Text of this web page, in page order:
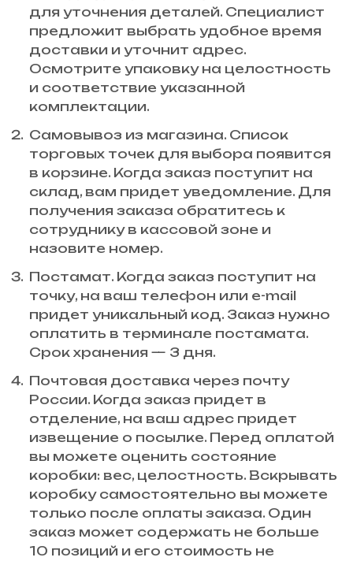
для уточнения деталей. Специалист
предложит выбрать удобное время
доставки и уточнит адрес.
Осмотрите упаковку на целостность
и соответствие указанной
комплектации.
Самовывоз из магазина. Список
торговых точек для выбора появится
в корзине. Когда заказ поступит на
склад, вам придет уведомление. Для
получения заказа обратитесь к
сотруднику в кассовой зоне и
назовите номер.
Постамат. Когда заказ поступит на
точку, на ваш телефон или e-mail
придет уникальный код. Заказ нужно
оплатить в терминале постамата.
Срок хранения — 3 дня.
Почтовая доставка через почту
России. Когда заказ придет в
отделение, на ваш адрес придет
извещение о посылке. Перед оплатой
вы можете оценить состояние
коробки: вес, целостность. Вскрывать
коробку самостоятельно вы можете
только после оплаты заказа. Один
заказ может содержать не больше
10 позиций и его стоимость не